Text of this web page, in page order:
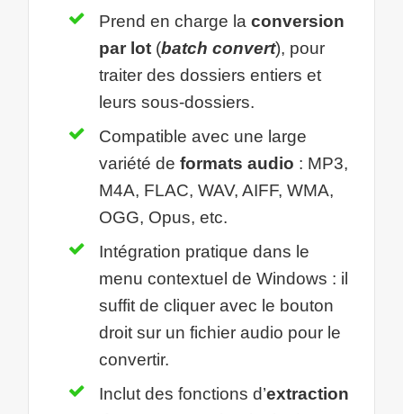
Prend en charge laconversion
par lot (batch convert), pour
traiter des dossiers entiers et
leurs sous-dossiers.
Compatible avec une large
variété deformats audio : MP3,
M4A, FLAC, WAV, AIFF, WMA,
OGG, Opus, etc.
Intégration pratique dans le
menu contextuel de Windows : il
suffit de cliquer avec le bouton
droit sur un fichier audio pour le
convertir.
Inclut des fonctions d’extraction